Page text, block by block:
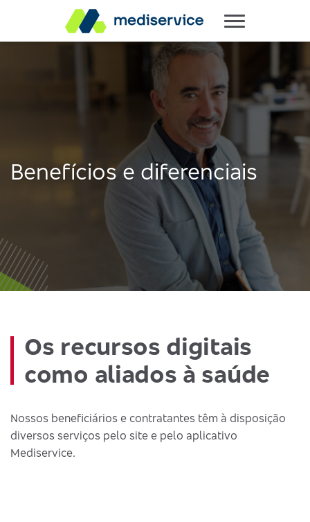
Benefícios e diferenciais
Os recursos digitais
como aliados à saúde
Nossos beneficiários e contratantes têm à disposição
diversos serviços pelo site e pelo aplicativo
Mediservice.